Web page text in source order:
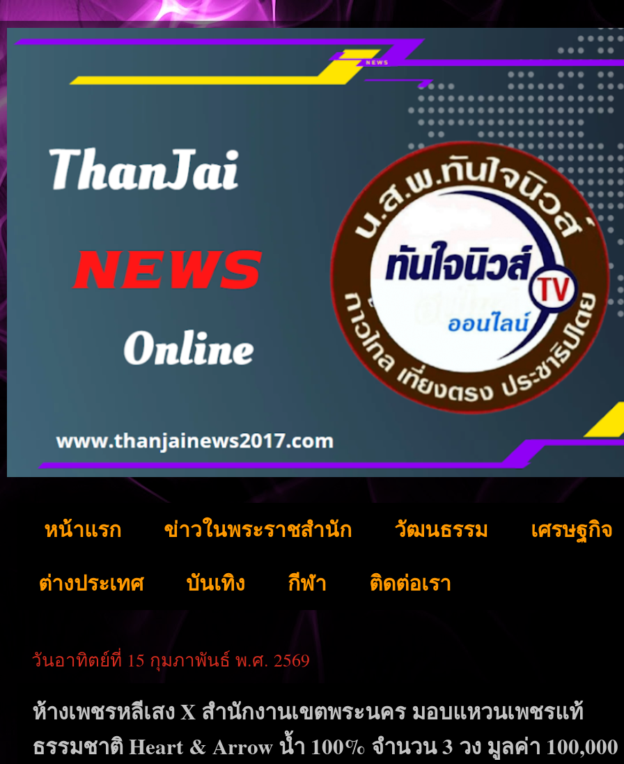
หน้าแรก ข่าวในพระราชสำนัก วัฒนธรรม เศรษฐกิจ
ต่างประเทศ บันเทิง กีฬา ติดต่อเรา
วันอาทิตย์ที่ 15 กุมภาพันธ์ พ.ศ. 2569
ห้างเพชรหลีเสง X สำนักงานเขตพระนคร มอบแหวนเพชรแท้
ธรรมชาติ Heart & Arrow น้ำ 100% จำนวน 3 วง มูลค่า 100,000